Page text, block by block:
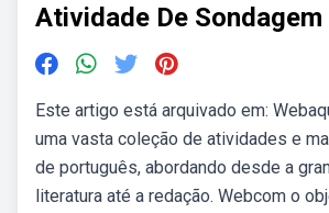
Atividade De Sondagem
Este artigo está arquivado em:
uma vasta coleção de atividades e
de português, abordando desde a
literatura até a redação. Webcom o